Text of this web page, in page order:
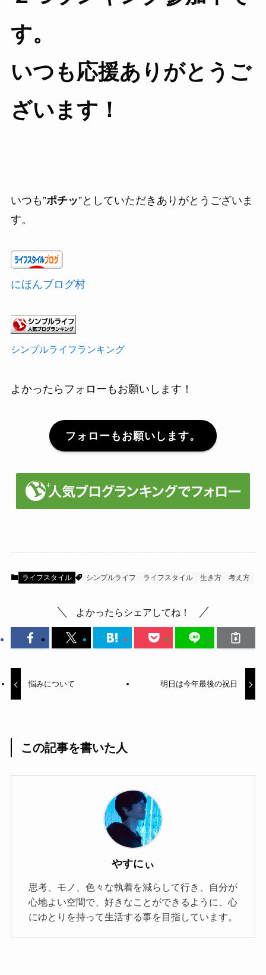
す。
いつも応援ありがとうご
ざいます！
いつも”ポチッ”としていただきありがとうございま
す。
にほんブログ村
シンプルライフランキング
よかったらフォローもお願いします！
フォローもお願いします。
ライフスタイル シンプルライフ ライフスタイル 生き方 考え方
よかったらシェアしてね！
悩みについて 明日は今年最後の祝日
この記事を書いた人
やすにぃ
思考、モノ、色々な執着を減らして行き、自分が
心地よい空間で、好きなことができるように、心
にゆとりを持って生活する事を目指しています。